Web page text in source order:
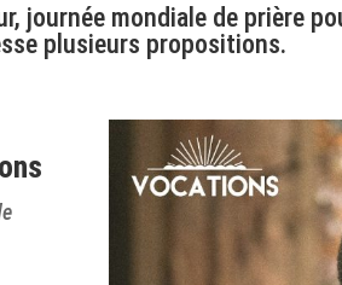
journée mondiale de prière
plusieurs propositions.